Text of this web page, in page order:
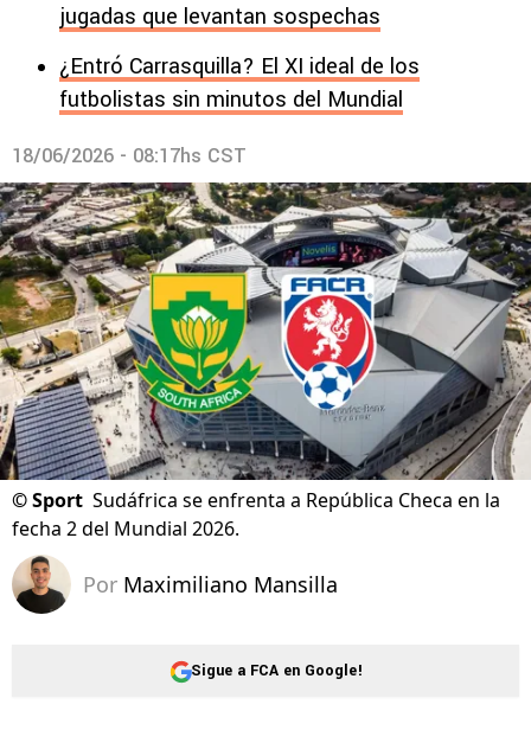
jugadas que levantan sospechas
¿Entró Carrasquilla? El XI ideal de los
futbolistas sin minutos del Mundial
18/06/2026 - 08:17hs CST
©Sport Sudáfrica se enfrenta a República Checa en la
fecha 2 del Mundial 2026.
Por Maximiliano Mansilla
Sigue a FCA en Google!